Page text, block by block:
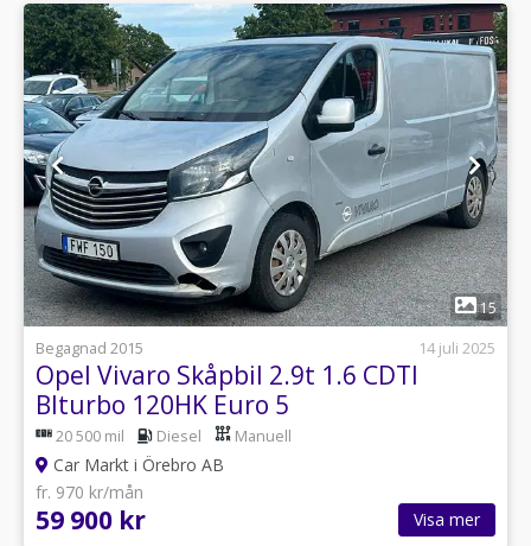
1
15
Begagnad 2015
14 juli 2025
Opel Vivaro Skåpbil 2.9t 1.6 CDTI
BIturbo 120HK Euro 5
20 500 mil Diesel Manuell
Car Markt i Örebro AB
fr. 970 kr/mån
59 900 kr Visa mer